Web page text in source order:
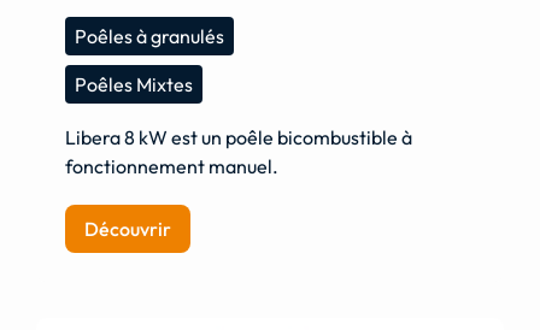
Poêles à granulés
Poêles Mixtes
Libera 8 kW est un poêle bicombustible à
fonctionnement manuel.
Découvrir